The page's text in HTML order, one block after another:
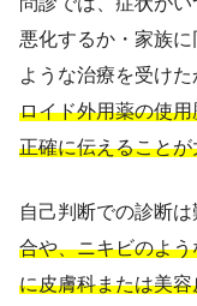
悪化するか・家族
ような治療を受けた
ロイド外用薬の使
正確に伝えること
自己判断での診断は
合や、ニキビのよ
に皮膚科または美